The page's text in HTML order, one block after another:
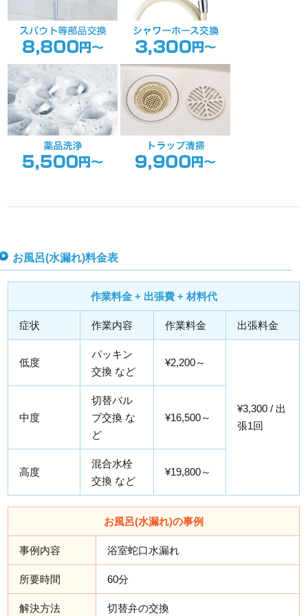
お風呂(水漏れ)料金表
作業料金 + 出張費 + 材料代
症状 作業内容 作業料金 出張料金
低度
パッキン
交換 など
¥2,200～
¥3,300 / 出
張1回
中度
切替バル
ブ交換 な
ど
¥16,500～
高度
混合水栓
交換 など
¥19,800～
お風呂(水漏れ)の事例
事例内容 浴室蛇口水漏れ
所要時間 60分
解決方法 切替弁の交換